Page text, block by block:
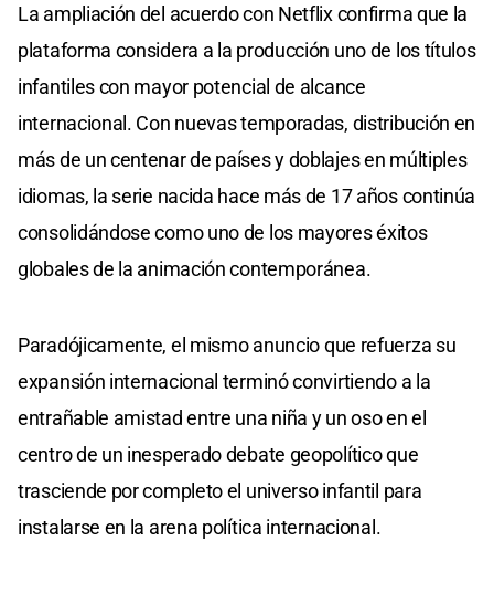
La ampliación del acuerdo con Netflix confirma que la
plataforma considera a la producción uno de los títulos
infantiles con mayor potencial de alcance
internacional. Con nuevas temporadas, distribución en
más de un centenar de países y doblajes en múltiples
idiomas, la serie nacida hace más de 17 años continúa
consolidándose como uno de los mayores éxitos
globales de la animación contemporánea.
Paradójicamente, el mismo anuncio que refuerza su
expansión internacional terminó convirtiendo a la
entrañable amistad entre una niña y un oso en el
centro de un inesperado debate geopolítico que
trasciende por completo el universo infantil para
instalarse en la arena política internacional.